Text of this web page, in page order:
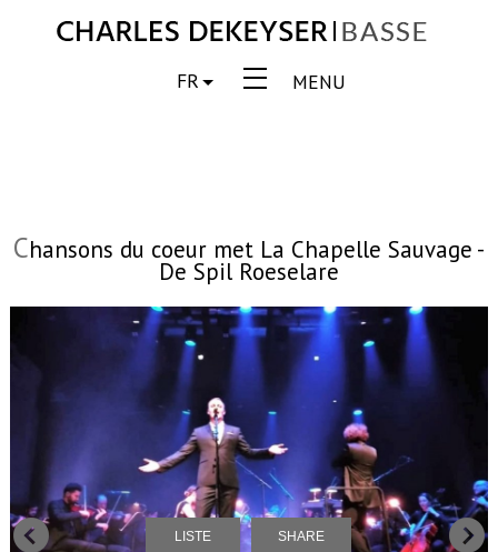
MENU
FR
Chansons du coeur met La Chapelle Sauvage -
De Spil Roeselare
LISTE SHARE